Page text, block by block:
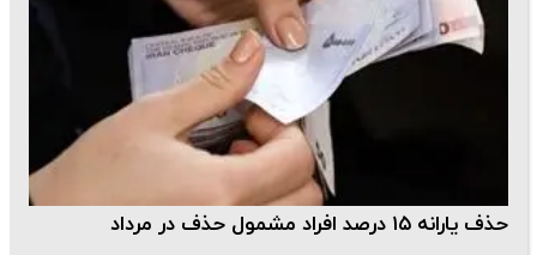
حذف یارانه ۱۵ درصد افراد مشمول حذف در مرداد